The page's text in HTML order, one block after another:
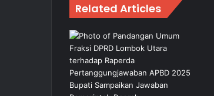
Related Articles